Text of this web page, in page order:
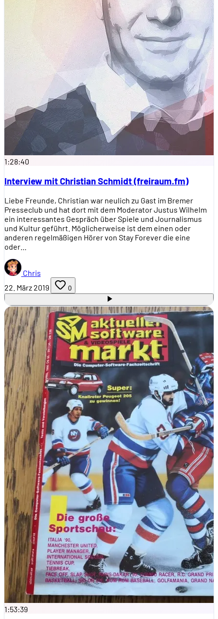
1:28:40
Interview mit Christian Schmidt (freiraum.fm)
Liebe Freunde, Christian war neulich zu Gast im Bremer
Presseclub und hat dort mit dem Moderator Justus Wilhelm
ein interessantes Gespräch über Spiele und Journalismus
und Kultur geführt. Möglicherweise ist dem einen oder
anderen regelmäßigen Hörer von Stay Forever die eine
oder…
Chris
22. März 2019
0
1:53:39